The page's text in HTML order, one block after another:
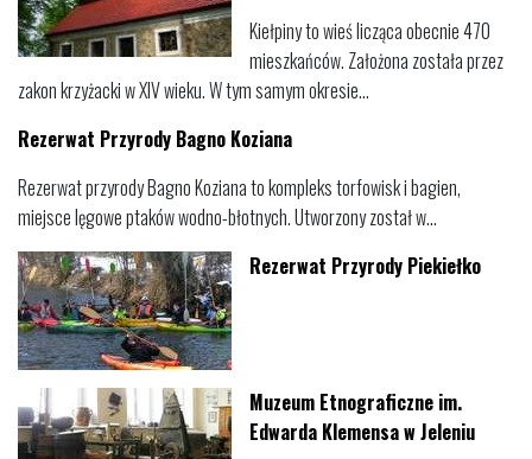
Kiełpiny to wieś licząca obecnie 470
mieszkańców. Założona została przez
zakon krzyżacki w XIV wieku. W tym samym okresie...
Rezerwat Przyrody Bagno Koziana
Rezerwat przyrody Bagno Koziana to kompleks torfowisk i bagien,
miejsce lęgowe ptaków wodno-błotnych. Utworzony został w...
Rezerwat Przyrody Piekiełko
Muzeum Etnograficzne im.
Edwarda Klemensa w Jeleniu